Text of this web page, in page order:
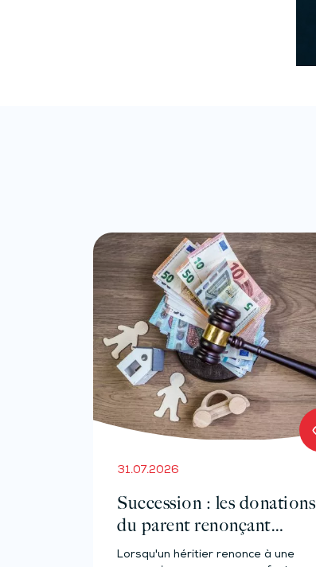
31.07.2026
Succession : les donations
du parent renonçant
comptent-elles ?
Lorsqu'un héritier renonce à une